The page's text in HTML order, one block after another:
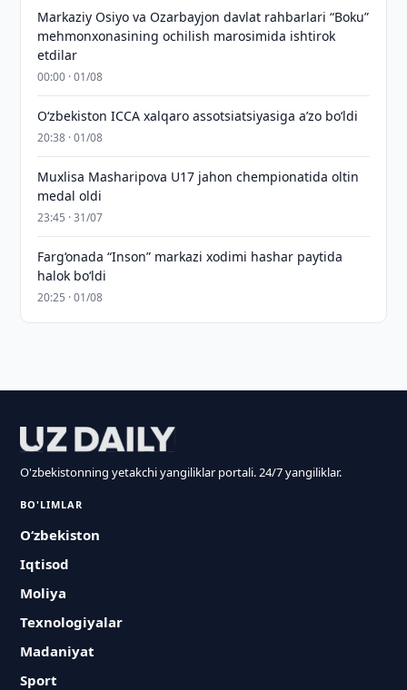
Markaziy Osiyo va Ozarbayjon davlat rahbarlari “Boku”
mehmonxonasining ochilish marosimida ishtirok
etdilar
00:00 · 01/08
O‘zbekiston ICCA xalqaro assotsiatsiyasiga aʼzo bo‘ldi
20:38 · 01/08
Muxlisa Masharipova U17 jahon chempionatida oltin
medal oldi
23:45 · 31/07
Farg‘onada “Inson” markazi xodimi hashar paytida
halok bo‘ldi
20:25 · 01/08
O'zbekistonning yetakchi yangiliklar portali. 24/7 yangiliklar.
BO'LIMLAR
O‘zbekiston
Iqtisod
Moliya
Texnologiyalar
Madaniyat
Sport